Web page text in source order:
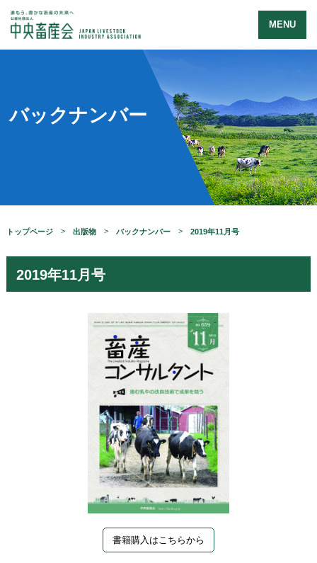
MENU
バックナンバー
トップページ 出版物 バックナンバー 2019年11月号
2019年11月号
書籍購入はこちらから